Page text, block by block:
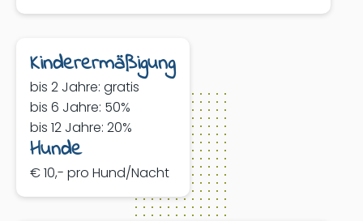
Kinderermäßigung
bis 2 Jahre: gratis
bis 6 Jahre: 50%
bis 12 Jahre: 20%
Hunde
€ 10,- pro Hund/Nacht